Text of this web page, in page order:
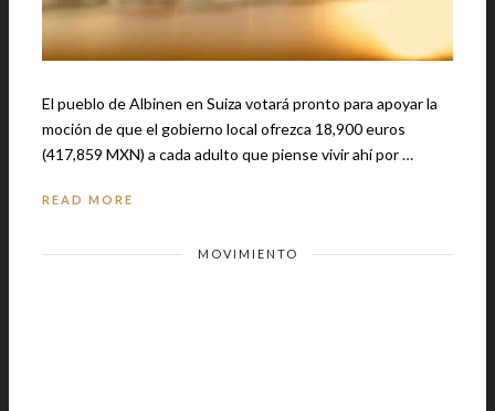
El pueblo de Albinen en Suiza votará pronto para apoyar la
moción de que el gobierno local ofrezca 18,900 euros
(417,859 MXN) a cada adulto que piense vivir ahí por …
READ MORE
MOVIMIENTO